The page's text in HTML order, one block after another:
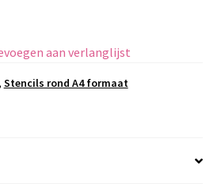
aan verlanglijst
, Stencils rond A4 formaat